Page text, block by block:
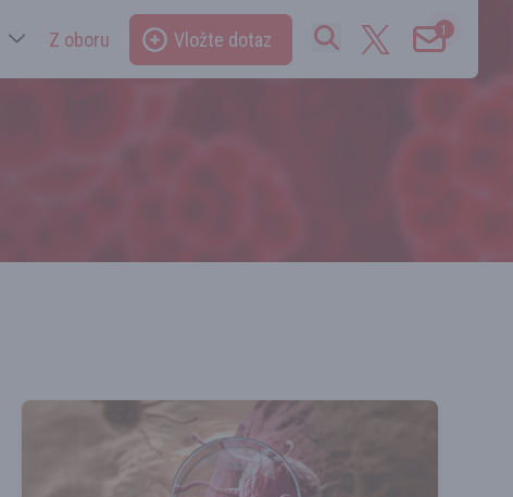
1
Z oboru Vložte dotaz